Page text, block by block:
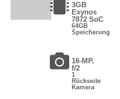
3GB
Exynos
7872 SoC
64GB
Speicherung
16-MP,
f/2
1
Rückseite
Kamera